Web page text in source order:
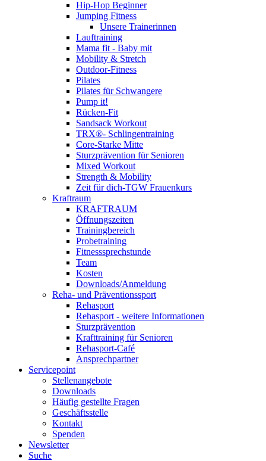
Hip-Hop Beginner
Jumping Fitness
Unsere Trainerinnen
Lauftraining
Mama fit - Baby mit
Mobility & Stretch
Outdoor-Fitness
Pilates
Pilates für Schwangere
Pump it!
Rücken-Fit
Sandsack Workout
TRX®- Schlingentraining
Core-Starke Mitte
Sturzprävention für Senioren
Mixed Workout
Strength & Mobility
Zeit für dich-TGW Frauenkurs
Kraftraum
KRAFTRAUM
Öffnungszeiten
Trainingbereich
Probetraining
Fitnesssprechstunde
Team
Kosten
Downloads/Anmeldung
Reha- und Präventionssport
Rehasport
Rehasport - weitere Informationen
Sturzprävention
Krafttraining für Senioren
Rehasport-Café
Ansprechpartner
Servicepoint
Stellenangebote
Downloads
Häufig gestellte Fragen
Geschäftsstelle
Kontakt
Spenden
Newsletter
Suche